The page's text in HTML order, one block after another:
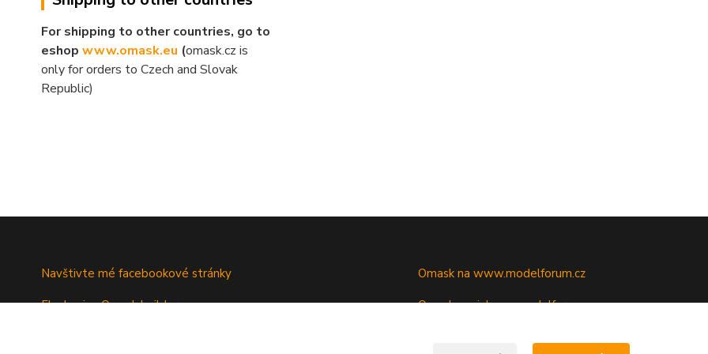
For shipping to other countries, go to
eshop www.omask.eu (omask.cz is
only for orders to Czech and Slovak
Republic)
Navštivte mé facebookové stránky
Fb skupina Omask builders
Omask na www.modelforum.cz
Omask novinky na modelforu